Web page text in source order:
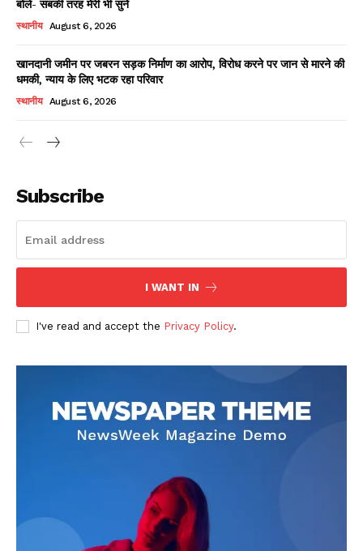
Contact us
Subscription Plans
बोले- सबकी तरह मेरी भी सुनें
स्थानीय August 6, 2026
खानदानी जमीन पर जबरन सड़क निर्माण का आरोप, विरोध करने पर जान से मारने की
धमकी, न्याय के लिए भटक रहा परिवार
स्थानीय August 6, 2026
Subscribe
I WANT IN
I've read and accept the Privacy Policy.